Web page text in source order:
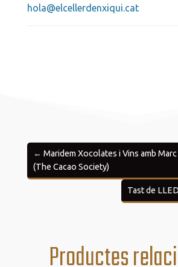
hola@elcellerdenxiqui.cat
← Maridem Xocolates i Vins amb
(The Cacao Society)
Tast de
Productes